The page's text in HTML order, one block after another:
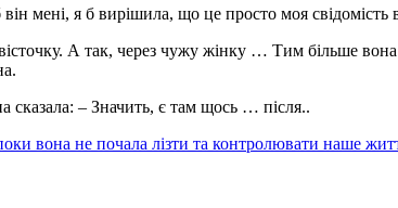
мені, я б вирішила, що це просто моя свідомість
А так, через чужу жінку … Тим більше
сказала: – Значить, є там щось … після..
вона не почала лізти та контролювати наше